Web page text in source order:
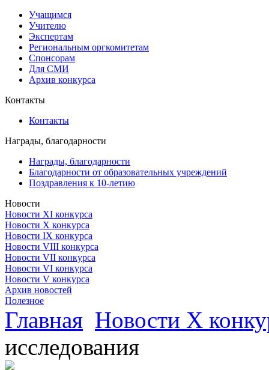
Учащимся
Учителю
Экспертам
Региональным оргкомитетам
Спонсорам
Для СМИ
Архив конкурса
Контакты
Контакты
Награды, благодарности
Награды, благодарности
Благодарности от образовательных учреждений
Поздравления к 10-летию
Новости
Новости XI конкурса
Новости X конкурса
Новости IX конкурса
Новости VIII конкурса
Новости VII конкурса
Новости VI конкурса
Новости V конкурса
Архив новостей
Полезное
Главная Новости X
исследования